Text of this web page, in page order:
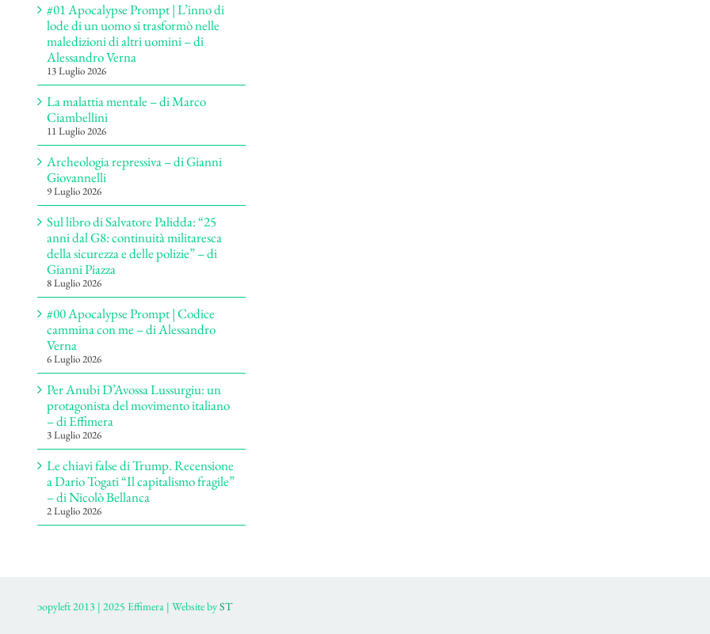
#01 Apocalypse Prompt | L’inno di
lode di un uomo si trasformò nelle
maledizioni di altri uomini – di
Alessandro Verna
13 Luglio 2026
La malattia mentale – di Marco
Ciambellini
11 Luglio 2026
Archeologia repressiva – di Gianni
Giovannelli
9 Luglio 2026
Sul libro di Salvatore Palidda: “25
anni dal G8: continuità militaresca
della sicurezza e delle polizie” – di
Gianni Piazza
8 Luglio 2026
#00 Apocalypse Prompt | Codice
cammina con me – di Alessandro
Verna
6 Luglio 2026
Per Anubi D’Avossa Lussurgiu: un
protagonista del movimento italiano
– di Effimera
3 Luglio 2026
Le chiavi false di Trump. Recensione
a Dario Togati “Il capitalismo fragile”
– di Nicolò Bellanca
2 Luglio 2026
ɔopyleft 2013 | 2025 Effimera | Website byST